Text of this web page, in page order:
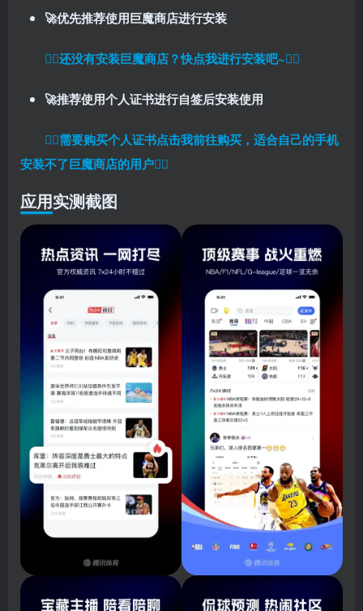
🚀优先推荐使用巨魔商店进行安装
👉🏼还没有安装巨魔商店？快点我进行安装吧~👈🏼
🚀推荐使用个人证书进行自签后安装使用
👉🏼需要购买个人证书点击我前往购买，适合自己的手机
安装不了巨魔商店的用户👈🏼
应用实测截图